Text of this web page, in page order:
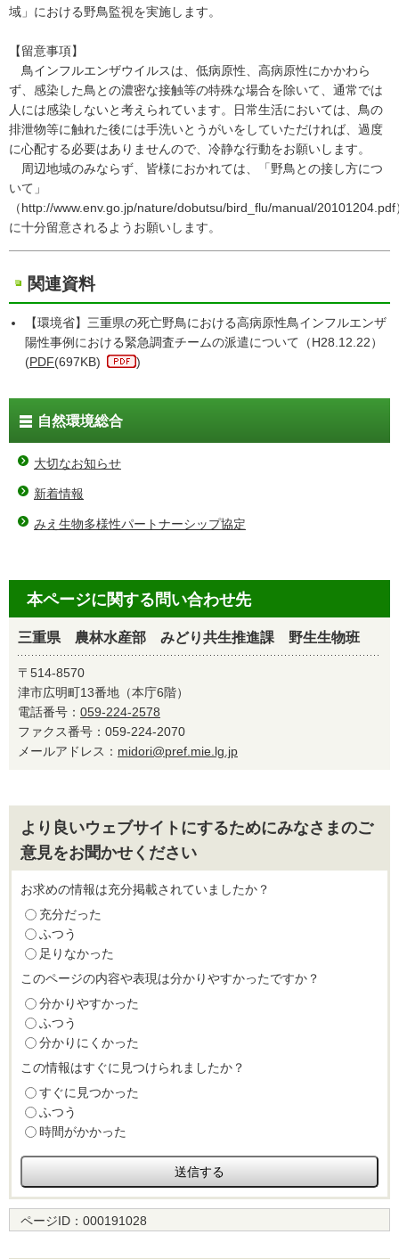
域」における野鳥監視を実施します。
【留意事項】
鳥インフルエンザウイルスは、低病原性、高病原性にかかわら
ず、感染した鳥との濃密な接触等の特殊な場合を除いて、通常では
人には感染しないと考えられています。日常生活においては、鳥の
排泄物等に触れた後には手洗いとうがいをしていただければ、過度
に心配する必要はありませんので、冷静な行動をお願いします。
周辺地域のみならず、皆様におかれては、「野鳥との接し方につ
いて」
（http://www.env.go.jp/nature/dobutsu/bird_flu/manual/20101204.pdf
に十分留意されるようお願いします。
関連資料
【環境省】三重県の死亡野鳥における高病原性鳥インフルエンザ
陽性事例における緊急調査チームの派遣について（H28.12.22）
(PDF(697KB) )
自然環境総合
大切なお知らせ
新着情報
みえ生物多様性パートナーシップ協定
本ページに関する問い合わせ先
三重県 農林水産部 みどり共生推進課 野生生物班
〒514-8570
津市広明町13番地（本庁6階）
電話番号： 059-224-2578
ファクス番号：059-224-2070
メールアドレス： midori@pref.mie.lg.jp
より良いウェブサイトにするためにみなさまのご
意見をお聞かせください
お求めの情報は充分掲載されていましたか？
充分だった
ふつう
足りなかった
このページの内容や表現は分かりやすかったですか？
分かりやすかった
ふつう
分かりにくかった
この情報はすぐに見つけられましたか？
すぐに見つかった
ふつう
時間がかかった
ページID： 000191028